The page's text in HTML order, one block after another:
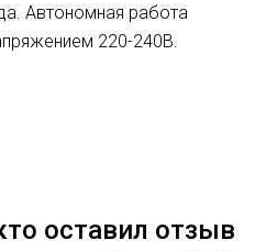
Автономная работа
220-240В.
оставил отзыв